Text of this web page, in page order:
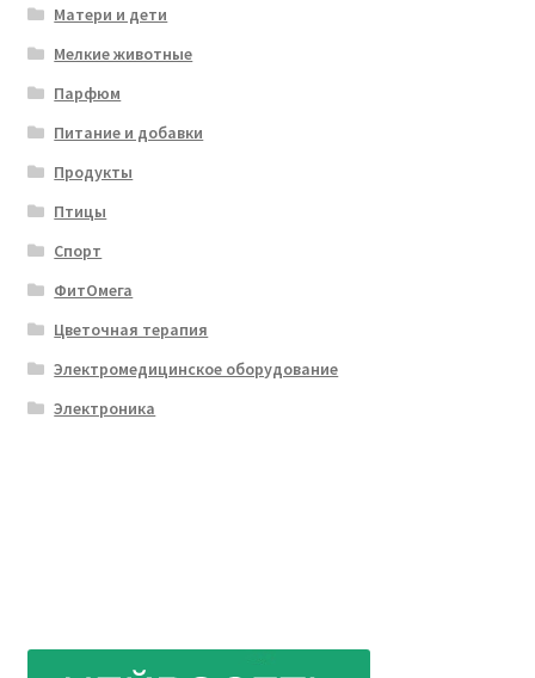
Матери и дети
Мелкие животные
Парфюм
Питание и добавки
Продукты
Птицы
Спорт
ФитОмега
Цветочная терапия
Электромедицинское оборудование
Электроника